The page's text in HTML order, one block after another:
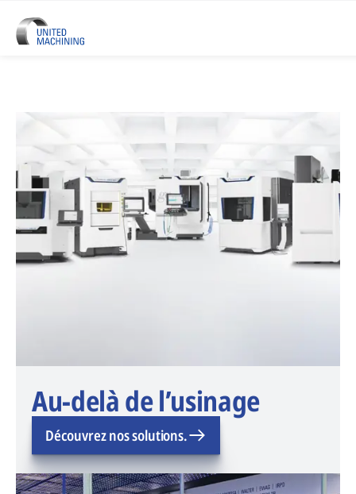
UNITED MACHINING - Six
Au-delà de l’usinage
Découvrez nos solutions.